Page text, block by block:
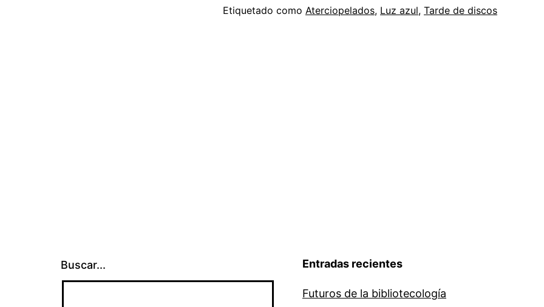
Etiquetado como Aterciopelados, Luz azul, Tarde de discos
Buscar... Entradas recientes
Futuros de la bibliotecología